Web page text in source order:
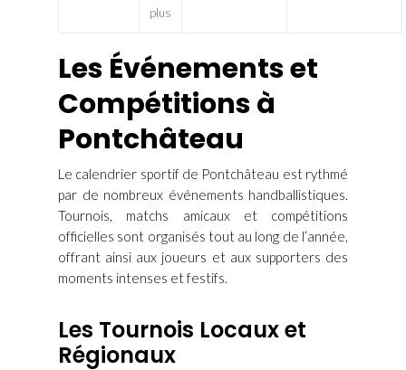
plus
Les Événements et
Compétitions à
Pontchâteau
Le calendrier sportif de Pontchâteau est rythmé
par de nombreux événements handballistiques.
Tournois, matchs amicaux et compétitions
officielles sont organisés tout au long de l’année,
offrant ainsi aux joueurs et aux supporters des
moments intenses et festifs.
Les Tournois Locaux et
Régionaux